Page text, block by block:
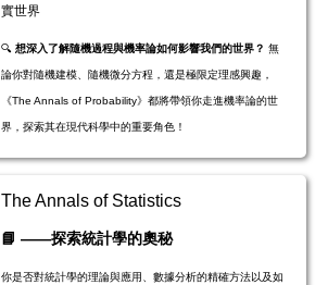
實世界
🔍 想深入了解隨機過程與機率論如何影響我們的世界？ 無
論你對隨機建模、隨機微分方程，還是極限定理感興趣，
《The Annals of Probability》都將帶領你走進機率論的世
界，探索其在現代科學中的重要角色！
The Annals of Statistics
📘 ——探索統計學的奧秘
你是否對統計學的理論與應用、數據分析的精確方法以及如